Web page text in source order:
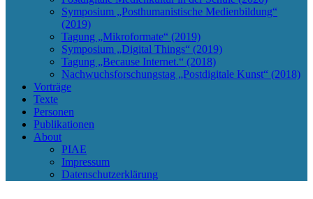
Symposium „Posthumanistische Medienbildung“
(2019)
Tagung „Mikroformate“ (2019)
Symposium „Digital Things“ (2019)
Tagung „Because Internet.“ (2018)
Nachwuchsforschungstag „Postdigitale Kunst“ (2018)
Vorträge
Texte
Personen
Publikationen
About
PIAE
Impressum
Datenschutzerklärung